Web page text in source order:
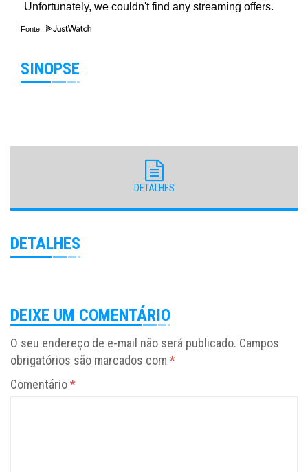
Fonte:
SINOPSE
DETALHES
DETALHES
DEIXE UM COMENTÁRIO
O seu endereço de e-mail não será publicado. Campos
obrigatórios são marcados com *
Comentário*